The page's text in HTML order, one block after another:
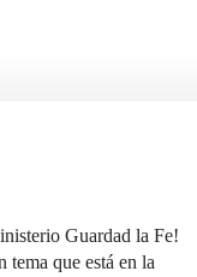
Guardad la Fe!
tema que está en la